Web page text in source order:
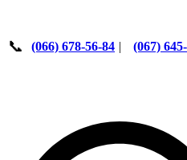
📞 (066) 678-56-84 | (067)